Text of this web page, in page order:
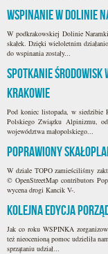
Wspinanie w Dolinie
W podkrakowskiej Dolinie
skałek. Dzięki wieloletnim
do wspinania zostały...
Spotkanie środowisk
Krakowie
Pod koniec listopada, w
Polskiego Związku Alpinizmu,
województwa małopolskiego...
Poprawiony
W dziale TOPO zamieściliśmy
© OpenStreetMap contributors
wycena drogi Kancik V-.
Kolejna edycja
Jak co roku WSPINKA
też nieocenioną pomoc udzieliła
sprzątaniu udział...